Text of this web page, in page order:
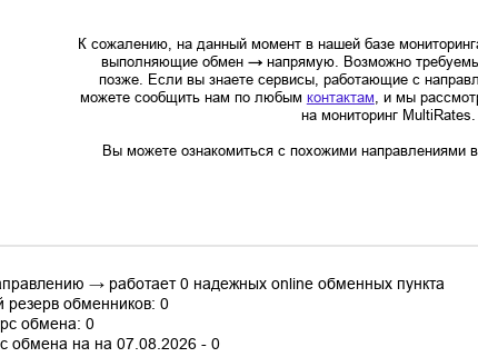
К сожалению, на данный момент в нашей базе
выполняющие обмен → напрямую. Возможно
позже. Если вы знаете сервисы, работающие с
можете сообщить нам по любым контактам, и мы
на мониторинг MultiRates.
Вы можете ознакомиться с похожими направлениями
→ работает 0 надежных online обменных пункта
обменников: 0
обмена: 0
обмена на на 07.08.2026 - 0